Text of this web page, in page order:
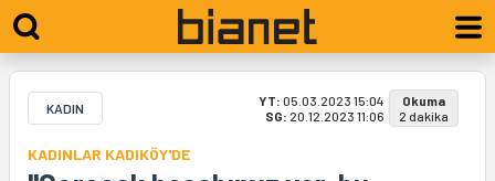
KADIN YT: 05.03.2023 15:04
SG: 20.12.2023 11:06
Okuma
2 dakika
KADINLAR KADIKÖY'DE